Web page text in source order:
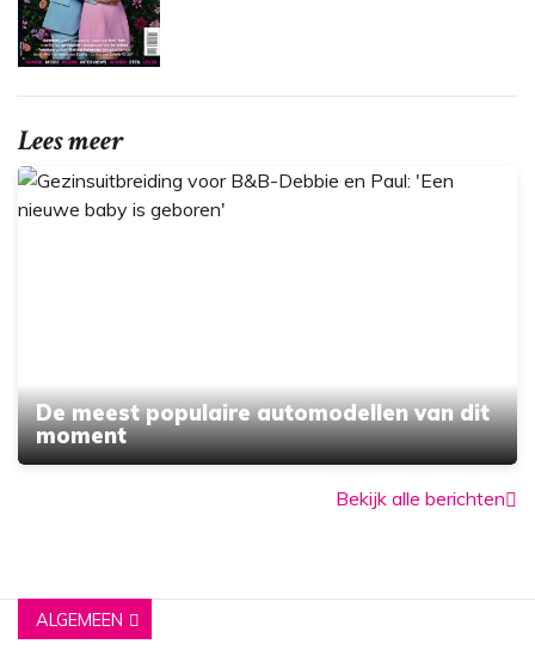
Lees meer
De meest populaire automodellen van dit
moment
Bekijk alle berichten
ALGEMEEN